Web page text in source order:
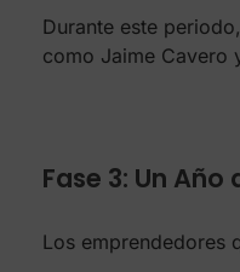
Durante este
como Jaime Cavero
Fase 3: Un
Los emprendedores